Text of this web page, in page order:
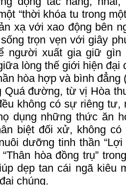
“thời khóa tu trong
xạ với xao động bên
trọn vẹn với giây
người xuất gia giữ gìn
lòng thế giới hiện đại
hòa hợp và bình đẳng
Quá đường, từ vị Hòa
không có sự riêng tư,
dụng những thức ăn
biệt đối xử, không có
dưỡng tinh thần “Lợi
hòa đồng trụ”
dẹp tan cái ngã kiêu
chúng.